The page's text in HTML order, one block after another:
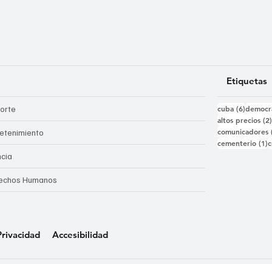
Humanos
Etiquetas
cuba (6)6
altos precios (2)
comunicadores
cementerio (1)
Accesibilidad